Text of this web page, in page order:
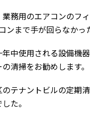
務用のエアコンのフ
ンまで手が回らなかっ
中使用される設備機器
清掃をお勧めします。
テナントビルの定期
た。